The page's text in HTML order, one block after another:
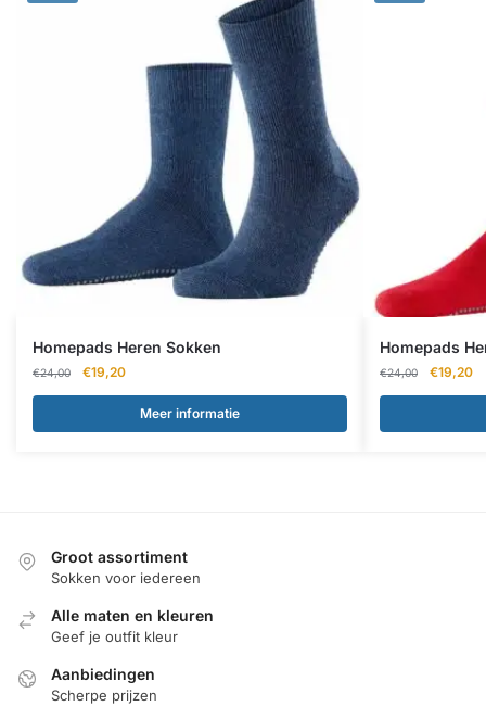
Homepads Heren Sokken
€24,00
Oorspronkelijke
prijs
€24,00.
€19,20Huidige
prijs
€19,20.
Meer informatie
Homepads
€24,00
prijs
€24,00.
€19,20
Groot assortiment
Sokken voor iedereen
Alle maten en kleuren
Geef je outfit kleur
Aanbiedingen
Scherpe prijzen